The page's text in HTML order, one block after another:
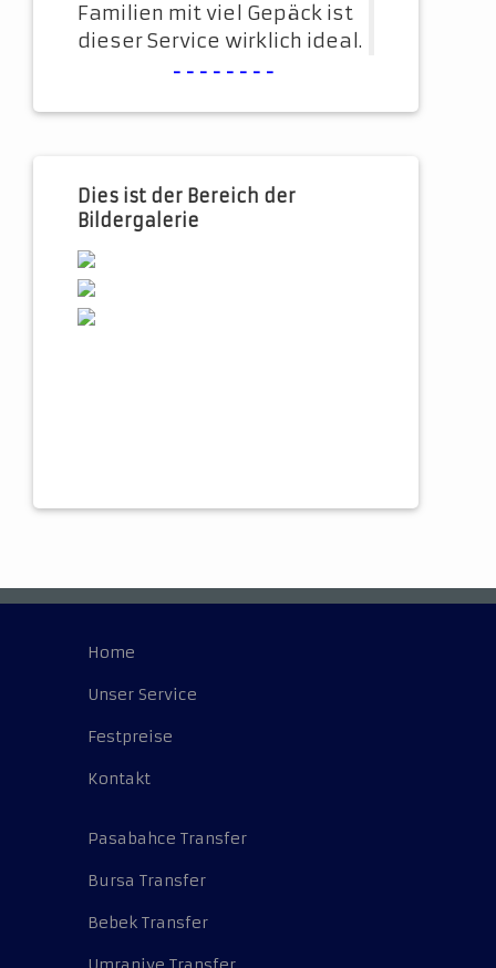
Familien mit viel Gepäck ist
dieser Service wirklich ideal.
--------
Dies ist der Bereich der
Bildergalerie
Home
Unser Service
Festpreise
Kontakt
Pasabahce Transfer
Bursa Transfer
Bebek Transfer